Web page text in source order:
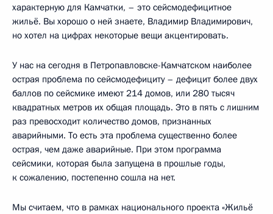
характерную для Камчатки, – это сейсмодефицитное
жильё. Вы хорошо о ней знаете, Владимир Владимирович,
но хотел на цифрах некоторые вещи акцентировать.
У нас на сегодня в Петропавловске-Камчатском наиболее
острая проблема по сейсмодефициту – дефицит более двух
баллов по сейсмике имеют 214 домов, или 280 тысяч
квадратных метров их общая площадь. Это в пять с лишним
раз превосходит количество домов, признанных
аварийными. То есть эта проблема существенно более
острая, чем даже аварийные. При этом программа
сейсмики, которая была запущена в прошлые годы,
к сожалению, постепенно сошла на нет.
Мы считаем, что в рамках национального проекта «Жильё